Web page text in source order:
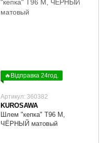
🔥Відправка 24год.
Артикул: 360382
KUROSAWA
Шлем "кепка" T96 M,
ЧЁРНЫЙ матовый